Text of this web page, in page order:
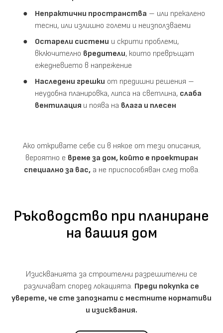
Непрактични пространства – или прекалено
тесни, или излишно големи и неизползваеми
Остарели системи и скрити проблеми,
включително вредители, които превръщат
ежедневието в напрежение
Наследени грешки от предишни решения –
неудобна планировка, липса на светлина, слаба
вентилация и поява на влага и плесен
Ако откривате себе си в някое от тези описания,
вероятно е време за дом, който е проектиран
специално за вас,а не приспособяван след това.
Ръководство при планиране
на вашия дом
Изискванията за строителни разрешителни се
различават според локацията. Преди покупка се
уверете, че сте запознати с местните нормативи
и изисквания.